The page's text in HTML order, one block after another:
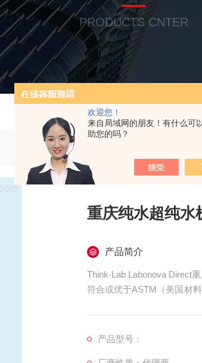
欢迎您！
来自局域网的朋友！有什么可
助您的吗？
PRODUCTS CNTER
重庆纯水超纯水
产品简介
Think-Lab Labonova Direct
符合或优于ASTM（美国材
产品型号：